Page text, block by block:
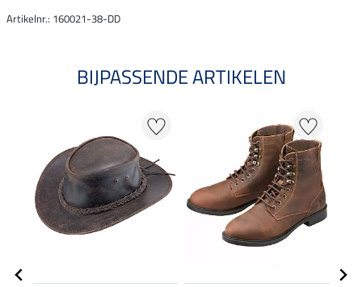
Artikelnr.: 160021-38-DD
BIJPASSENDE ARTIKELEN